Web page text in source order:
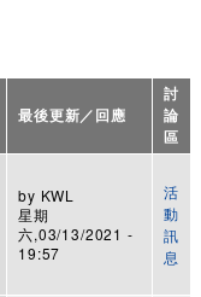
最後更新／回應
討
論
區
by KWL
星期
六,03/13/2021 -
19:57
活
動
訊
息